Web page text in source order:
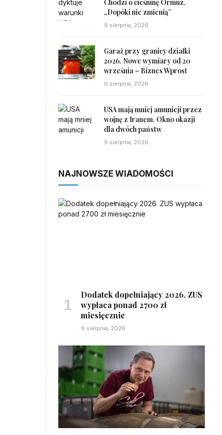
Chodzi o cieśninę Ormuz.
„Dopóki nie zmienią”
9 sierpnia, 2026
Garaż przy granicy działki
2026. Nowe wymiary od 20
września – Biznes Wprost
9 sierpnia, 2026
USA mają mniej amunicji przez
wojnę z Iranem. Okno okazji
dla dwóch państw
9 sierpnia, 2026
NAJNOWSZE WIADOMOŚCI
Dodatek dopełniający 2026. ZUS
wypłaca ponad 2700 zł
miesięcznie
9 sierpnia, 2026